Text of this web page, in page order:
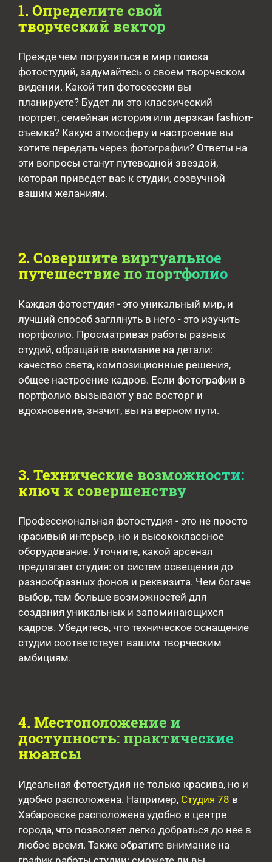
1. Определите свой
творческий вектор
Прежде чем погрузиться в мир поиска
фотостудий, задумайтесь о своем творческом
видении. Какой тип фотосессии вы
планируете? Будет ли это классический
портрет, семейная история или дерзкая fashion-
съемка? Какую атмосферу и настроение вы
хотите передать через фотографии? Ответы на
эти вопросы станут путеводной звездой,
которая приведет вас к студии, созвучной
вашим желаниям.
2. Совершите виртуальное
путешествие по портфолио
Каждая фотостудия - это уникальный мир, и
лучший способ заглянуть в него - это изучить
портфолио. Просматривая работы разных
студий, обращайте внимание на детали:
качество света, композиционные решения,
общее настроение кадров. Если фотографии в
портфолио вызывают у вас восторг и
вдохновение, значит, вы на верном пути.
3. Технические возможности:
ключ к совершенству
Профессиональная фотостудия - это не просто
красивый интерьер, но и высококлассное
оборудование. Уточните, какой арсенал
предлагает студия: от систем освещения до
разнообразных фонов и реквизита. Чем богаче
выбор, тем больше возможностей для
создания уникальных и запоминающихся
кадров. Убедитесь, что техническое оснащение
студии соответствует вашим творческим
амбициям.
4. Местоположение и
доступность: практические
нюансы
Идеальная фотостудия не только красива, но и
удобно расположена. Например, Студия 78 в
Хабаровске расположена удобно в центре
города, что позволяет легко добраться до нее в
любое время. Также обратите внимание на